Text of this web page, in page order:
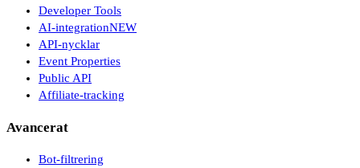
Developer Tools
AI-integrationNEW
API-nycklar
Event Properties
Public API
Affiliate-tracking
Avancerat
Bot-filtrering